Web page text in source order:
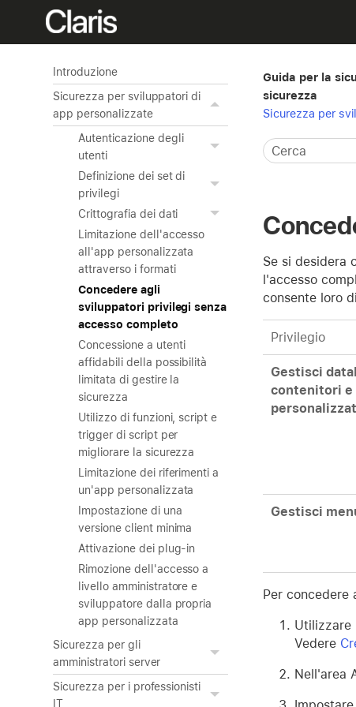
Introduzione
Sicurezza per sviluppatori di
app personalizzate
Autenticazione degli
utenti
Definizione dei set di
privilegi
Crittografia dei dati
Limitazione dell'accesso
all'app personalizzata
attraverso i formati
Concedere agli
sviluppatori privilegi senza
accesso completo
Concessione a utenti
affidabili della possibilità
limitata di gestire la
sicurezza
Utilizzo di funzioni, script e
trigger di script per
migliorare la sicurezza
Limitazione dei riferimenti a
un'app personalizzata
Impostazione di una
versione client minima
Attivazione dei plug-in
Rimozione dell'accesso a
livello amministratore e
sviluppatore dalla propria
app personalizzata
Sicurezza per gli
amministratori server
Sicurezza per i professionisti
IT
Guida per la
sicurezza
Sicurezza per
Se si desidera
l'accesso
consente loro
Privilegio
Gestisci
contenitori e
Gestisci
Per concedere
Utilizzare
Vedere
Nell'area